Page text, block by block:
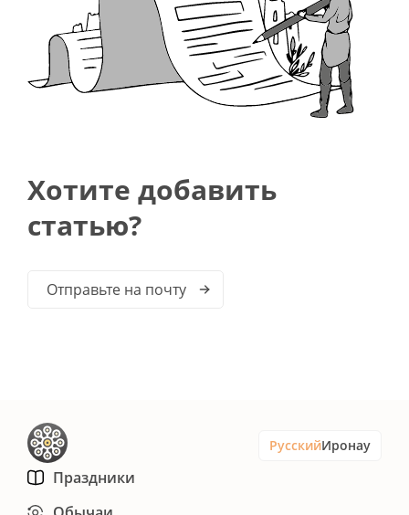
Хотите добавить
статью?
Отправьте на почту
РусскийИронау
Праздники